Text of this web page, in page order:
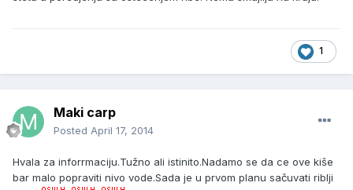
1
Maki carp
Posted April 17, 2014
Hvala za inforrmaciju.Tužno ali istinito.Nadamo se da ce ove kiše
bar malo popraviti nivo vode.Sada je u prvom planu sačuvati riblji